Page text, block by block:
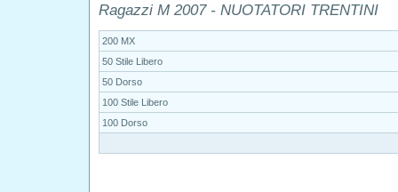
Ragazzi M 2007 - NUOTATORI TRENTINI
200 MX
50 Stile Libero
50 Dorso
100 Stile Libero
100 Dorso